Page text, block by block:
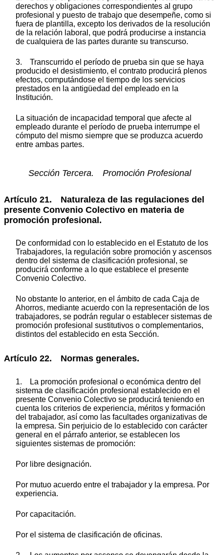
derechos y obligaciones correspondientes al grupo
profesional y puesto de trabajo que desempeñe, como si
fuera de plantilla, excepto los derivados de la resolución
de la relación laboral, que podrá producirse a instancia
de cualquiera de las partes durante su transcurso.
3. Transcurrido el período de prueba sin que se haya
producido el desistimiento, el contrato producirá plenos
efectos, computándose el tiempo de los servicios
prestados en la antigüedad del empleado en la
Institución.
La situación de incapacidad temporal que afecte al
empleado durante el período de prueba interrumpe el
cómputo del mismo siempre que se produzca acuerdo
entre ambas partes.
Sección Tercera. Promoción Profesional
Artículo 21. Naturaleza de las regulaciones del
presente Convenio Colectivo en materia de
promoción profesional.
De conformidad con lo establecido en el Estatuto de los
Trabajadores, la regulación sobre promoción y ascensos
dentro del sistema de clasificación profesional, se
producirá conforme a lo que establece el presente
Convenio Colectivo.
No obstante lo anterior, en el ámbito de cada Caja de
Ahorros, mediante acuerdo con la representación de los
trabajadores, se podrán regular o establecer sistemas de
promoción profesional sustitutivos o complementarios,
distintos del establecido en esta Sección.
Artículo 22. Normas generales.
1. La promoción profesional o económica dentro del
sistema de clasificación profesional establecido en el
presente Convenio Colectivo se producirá teniendo en
cuenta los criterios de experiencia, méritos y formación
del trabajador, así como las facultades organizativas de
la empresa. Sin perjuicio de lo establecido con carácter
general en el párrafo anterior, se establecen los
siguientes sistemas de promoción:
Por libre designación.
Por mutuo acuerdo entre el trabajador y la empresa. Por
experiencia.
Por capacitación.
Por el sistema de clasificación de oficinas.